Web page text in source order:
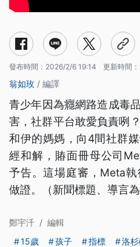
發布時間： 2026/2/6 19:14 更新時間：
翁如玫 / 編譯
青少年因為癮網路造成毒
害，社群平台敢愛負責咧
和伊的媽媽，向4間社群
經和解，賰面冊母公司
予告。這場庭審，Meta
做證。（新聞標題、導言為
鄭宇汘 / 編輯
15歲
孩子 指標 洛